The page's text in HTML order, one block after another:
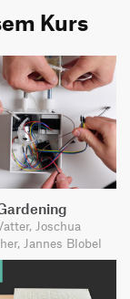
Kurs
Joschua
Jannes Blobel